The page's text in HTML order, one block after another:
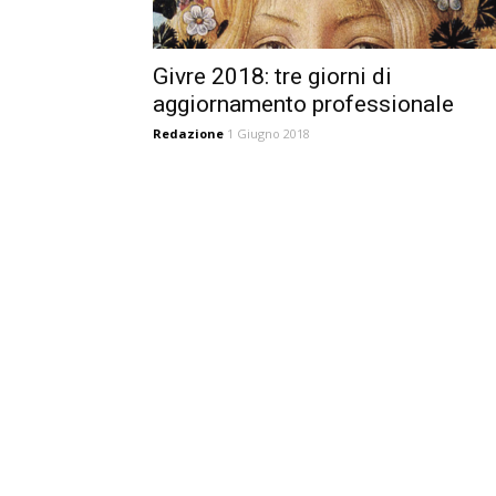
Givre 2018: tre giorni di
aggiornamento professionale
Redazione 1 Giugno 2018